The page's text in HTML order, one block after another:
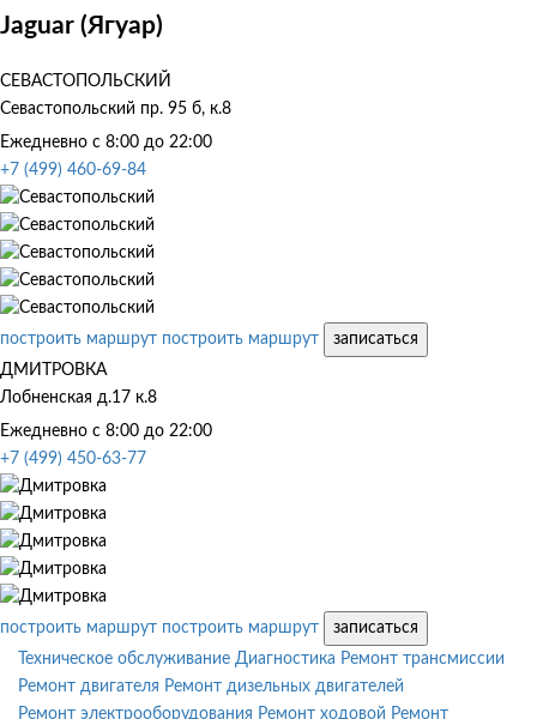
Jaguar (Ягуар)
СЕВАСТОПОЛЬСКИЙ
Севастопольский пр. 95 б, к.8
Ежедневно с 8:00 до 22:00
+7 (499) 460-69-84
построить маршрут построить маршрут
записаться
ДМИТРОВКА
Лобненская д.17 к.8
Ежедневно с 8:00 до 22:00
+7 (499) 450-63-77
построить маршрут построить маршрут
записаться
Техническое обслуживание Диагностика Ремонт трансмиссии
Ремонт двигателя Ремонт дизельных двигателей
Ремонт электрооборудования Ремонт ходовой Ремонт